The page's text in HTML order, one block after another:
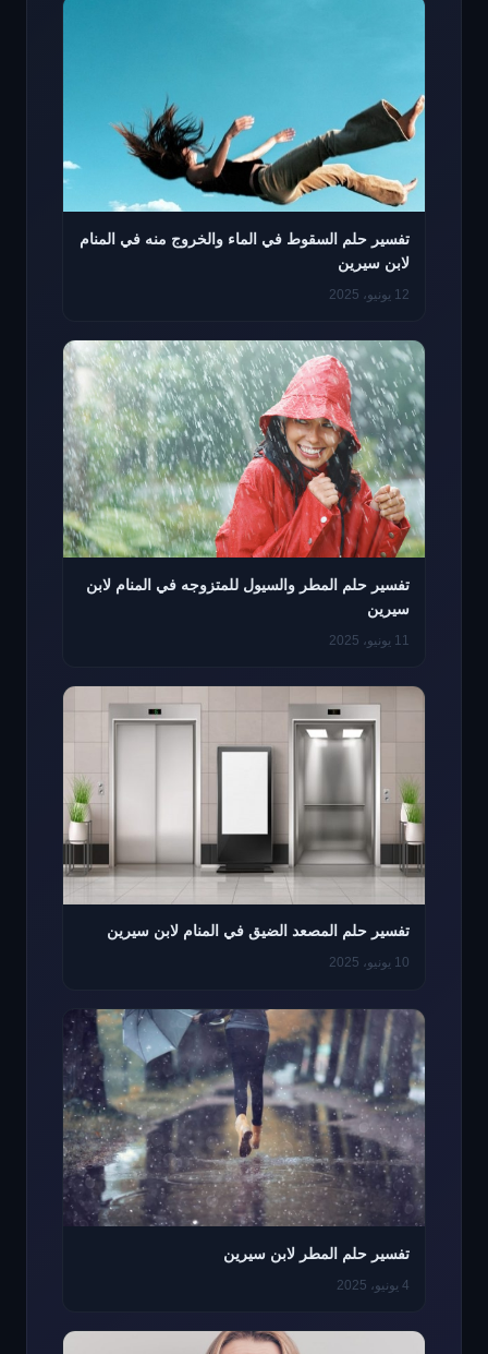
تفسير حلم السقوط في الماء والخروج منه في المنام
لابن سيرين
12 يونيو، 2025
تفسير حلم المطر والسيول للمتزوجه في المنام لابن
سيرين
11 يونيو، 2025
تفسير حلم المصعد الضيق في المنام لابن سيرين
10 يونيو، 2025
تفسير حلم المطر لابن سيرين
4 يونيو، 2025